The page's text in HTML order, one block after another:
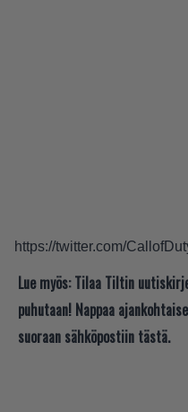
https://twitter.com/
Lue myös: Tilaa Tiltin
puhutaan! Nappaa
suoraan sähköpostiin tästä.